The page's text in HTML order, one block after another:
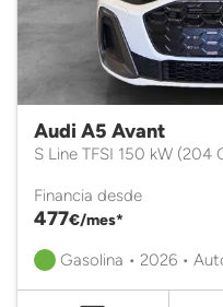
Audi A5 Avant
S Line TFSI 150 kW (204
Financia desde
477€/mes*
Gasolina • 2026 •